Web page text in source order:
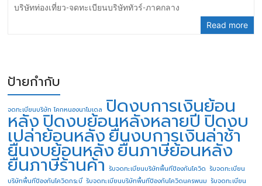
บริษัทท่องเที่ยว-จดทะเบียนบริษัททัวร์-ภาคกลาง
Read more
ป้ายกำกับ
จดทะเบียนบริษัท โคกหนองนาโมเดล ปิดงบการเงินย้อน
หลังปิดงบย้อนหลังหลายปี ปิดงบ
เปล่าย้อนหลังยื่นงบการเงินล่าช้า
ยื่นงบย้อนหลังยื่นภาษีย้อนหลัง
ยื่นภาษีร้านค้า รับจดทะเบียนบริษัทพื้นทีป้องกันโควิด รับจดทะเบียน
บริษัทพื้นทีป้องกันโควิดกระบี่ รับจดทะเบียนบริษัทพื้นทีป้องกันโควิดนครพนม รับจดทะเบียน